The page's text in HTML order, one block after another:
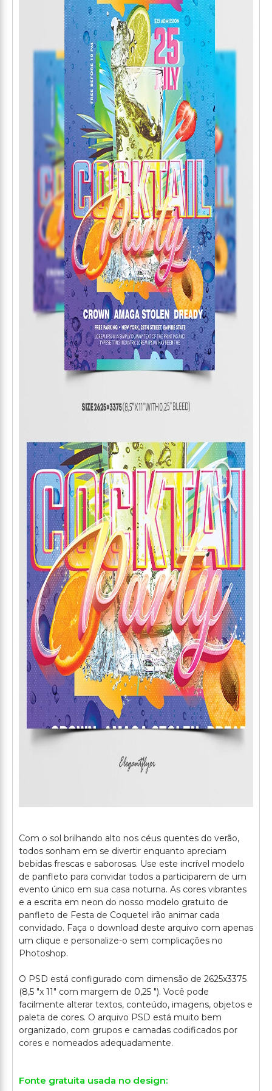
Com o sol brilhando alto nos céus quentes do verão,
todos sonham em se divertir enquanto apreciam
bebidas frescas e saborosas. Use este incrível modelo
de panfleto para convidar todos a participarem de um
evento único em sua casa noturna. As cores vibrantes
e a escrita em neon do nosso modelo gratuito de
panfleto de Festa de Coquetel irão animar cada
convidado. Faça o download deste arquivo com apenas
um clique e personalize-o sem complicações no
Photoshop.
O PSD está configurado com dimensão de 2625x3375
(8,5 "x 11" com margem de 0,25 "). Você pode
facilmente alterar textos, conteúdo, imagens, objetos e
paleta de cores. O arquivo PSD está muito bem
organizado, com grupos e camadas codificados por
Fonte gratuita usada no design: